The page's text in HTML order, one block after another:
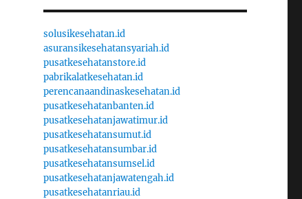
solusikesehatan.id
asuransikesehatansyariah.id
pusatkesehatanstore.id
pabrikalatkesehatan.id
perencanaandinaskesehatan.id
pusatkesehatanbanten.id
pusatkesehatanjawatimur.id
pusatkesehatansumut.id
pusatkesehatansumbar.id
pusatkesehatansumsel.id
pusatkesehatanjawatengah.id
pusatkesehatanriau.id